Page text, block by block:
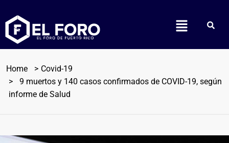
Home
Covid-19
9 muertos y 140 casos confirmados de COVID-19, según
informe de Salud